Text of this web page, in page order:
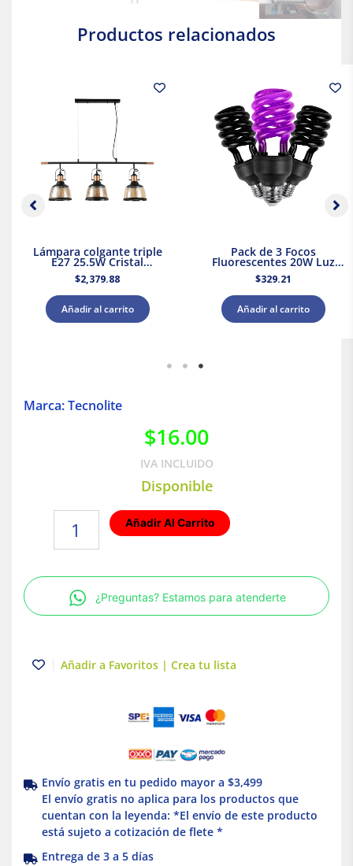
Productos relacionados
Lámpara colgante triple
E27 25.5W Cristal
Negro/Dorado Tecnolite
$2,379.88
Añadir al carrito
Pack de 3 Focos
Fluorescentes 20W Luz
Negra Base E27 Tecnolite
$329.21
Añadir al carrito
Marca: Tecnolite
$16.00
IVA INCLUIDO
Disponible
Atenuable
Base
GX5.3
Tecnolite
Añadir Al Carrito
¿Preguntas? Estamos para atenderte
Añadir a Favoritos | Crea tu lista
Envío gratis en tu pedido mayor a $3,499
El envío gratis no aplica para los productos que
cuentan con la leyenda: *El envío de este producto
está sujeto a cotización de flete *
Entrega de 3 a 5 días